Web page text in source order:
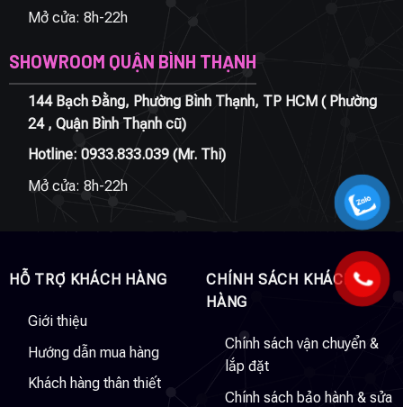
Mở cửa: 8h-22h
SHOWROOM QUẬN BÌNH THẠNH
144 Bạch Đằng, Phường Bình Thạnh, TP HCM ( Phường
24 , Quận Bình Thạnh cũ)
Hotline: 0933.833.039(Mr. Thi)
Mở cửa: 8h-22h
HỖ TRỢ KHÁCH HÀNG
Giới thiệu
Hướng dẫn mua hàng
Khách hàng thân thiết
CHÍNH SÁCH KHÁCH
HÀNG
Chính sách vận chuyển &
lắp đặt
Chính sách bảo hành & sửa